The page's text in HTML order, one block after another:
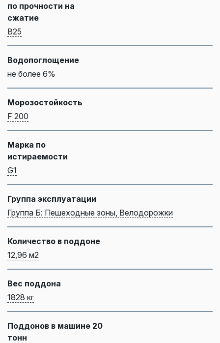
по прочности на
сжатие
B25
Водопоглощение
не более 6%
Морозостойкость
F 200
Марка по
истираемости
G1
Группа эксплуатации
Группа Б: Пешеходные зоны, Велодорожки
Количество в поддоне
12,96 м2
Вес поддона
1828 кг
Поддонов в машине 20
тонн